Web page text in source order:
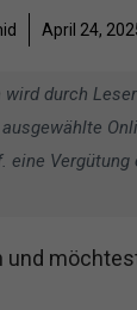
April 24,
wird durch
eine Vergütung
und